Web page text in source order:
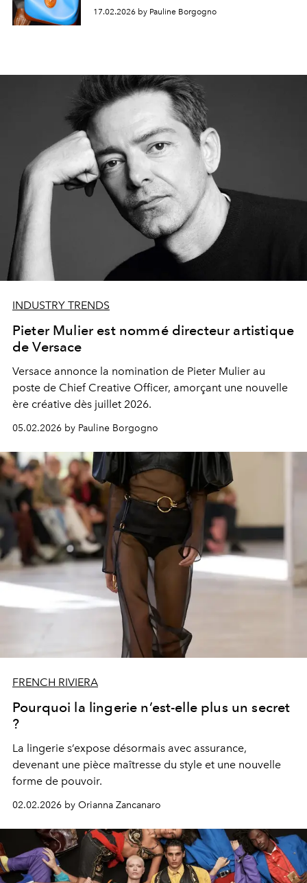
17.02.2026 by Pauline Borgogno
INDUSTRY TRENDS
Pieter Mulier est nommé directeur artistique
de Versace
Versace annonce la nomination de Pieter Mulier au
poste de Chief Creative Officer, amorçant une nouvelle
ère créative dès juillet 2026.
05.02.2026 by Pauline Borgogno
FRENCH RIVIERA
Pourquoi la lingerie n’est-elle plus un secret
?
La lingerie s’expose désormais avec assurance,
devenant une pièce maîtresse du style et une nouvelle
forme de pouvoir.
02.02.2026 by Orianna Zancanaro